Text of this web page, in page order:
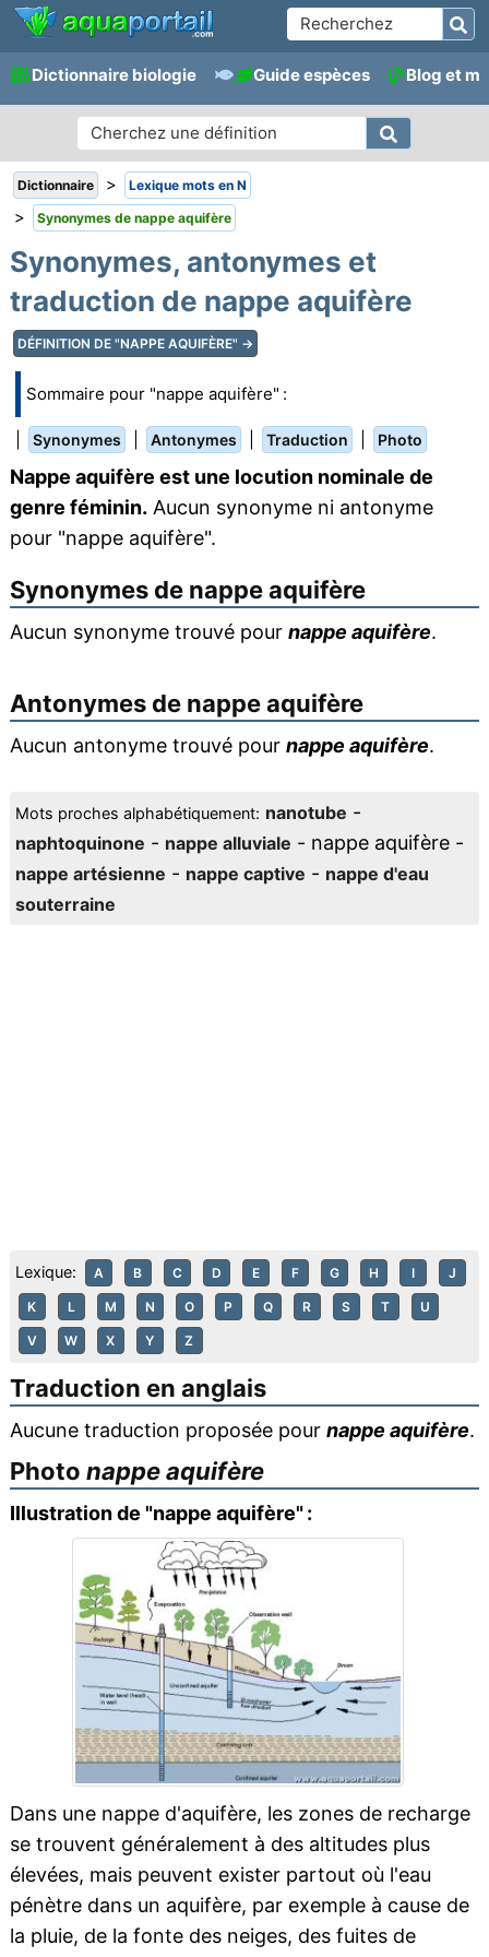
Dictionnaire biologie Guide espèces Blog et
Dictionnaire > Lexique mots en N
> Synonymes de nappe aquifère
Synonymes, antonymes et
traduction de nappe aquifère
DÉFINITION DE "NAPPE AQUIFÈRE" →
Sommaire pour "nappe aquifère" :
Synonymes Antonymes Traduction Photo
Nappe aquifère est une locution nominale de
genre féminin. Aucun synonyme ni antonyme
pour "nappe aquifère".
Synonymes de nappe aquifère
Aucun synonyme trouvé pour nappe aquifère.
Antonymes de nappe aquifère
Aucun antonyme trouvé pour nappe aquifère.
Mots proches alphabétiquement: nanotube -
naphtoquinone - nappe alluviale - nappe aquifère -
nappe artésienne - nappe captive - nappe d'eau
souterraine
Lexique: A B C D E F G H I J
K L M N O P Q R S T U
V W X Y Z
Traduction en anglais
Aucune traduction proposée pour nappe aquifère.
Photo nappe aquifère
Illustration de "nappe aquifère" :
Dans une nappe d'aquifère, les zones de recharge
se trouvent généralement à des altitudes plus
élevées, mais peuvent exister partout où l'eau
pénètre dans un aquifère, par exemple à cause de
la pluie, de la fonte des neiges, des fuites de